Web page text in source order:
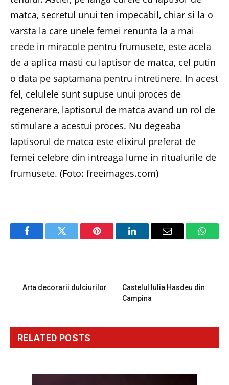
matca, secretul unui ten impecabil, chiar si la o
varsta la care unele femei renunta la a mai
crede in miracole pentru frumusete, este acela
de a aplica masti cu laptisor de matca, cel putin
o data pe saptamana pentru intretinere. In acest
fel, celulele sunt supuse unui proces de
regenerare, laptisorul de matca avand un rol de
stimulare a acestui proces. Nu degeaba
laptisorul de matca este elixirul preferat de
femei celebre din intreaga lume in ritualurile de
frumusete. (Foto: freeimages.com)
FacebookTwitter Pinterest LinkedInEmail
Arta decorarii dulciurilor
Castelul Iulia Hasdeu din
Campina
RELATED POSTS